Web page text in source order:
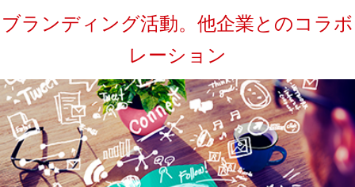
ブランディング活動。他企業とのコラボ
レーション